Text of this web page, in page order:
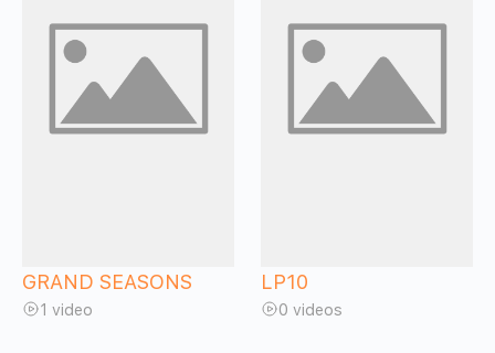
GRAND SEASONS
1 video
LP10
0 videos